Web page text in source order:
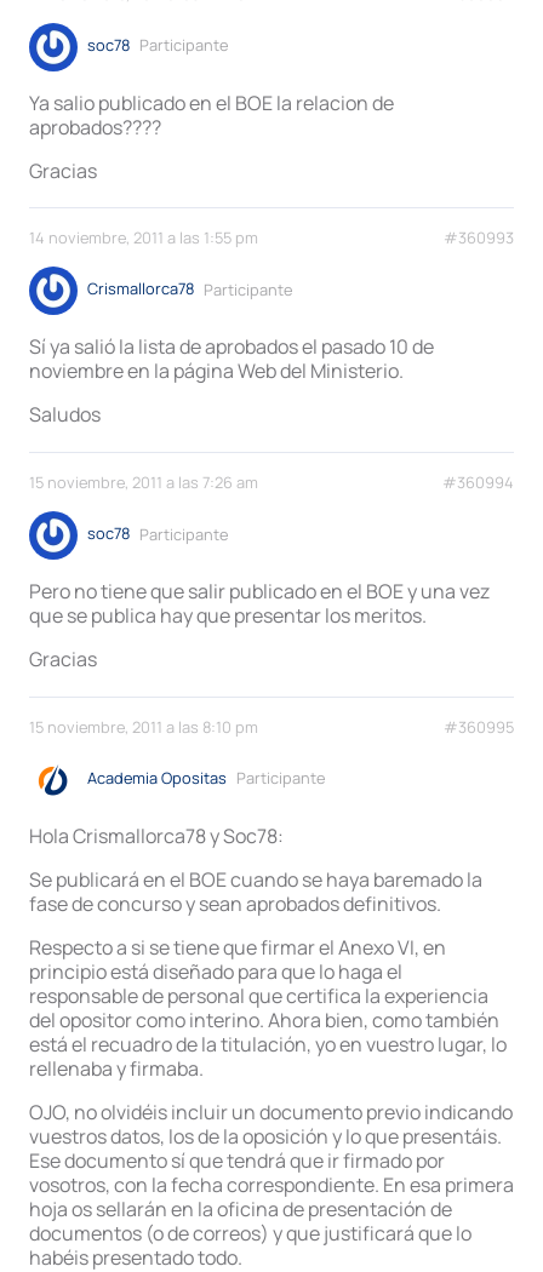
soc78 Participante
Ya salio publicado en el BOE la relacion de
aprobados????
Gracias
14 noviembre, 2011 a las 1:55 pm #360993
Crismallorca78 Participante
Sí ya salió la lista de aprobados el pasado 10 de
noviembre en la página Web del Ministerio.
Saludos
15 noviembre, 2011 a las 7:26 am #360994
soc78 Participante
Pero no tiene que salir publicado en el BOE y una vez
que se publica hay que presentar los meritos.
Gracias
15 noviembre, 2011 a las 8:10 pm #360995
Academia Opositas Participante
Hola Crismallorca78 y Soc78:
Se publicará en el BOE cuando se haya baremado la
fase de concurso y sean aprobados definitivos.
Respecto a si se tiene que firmar el Anexo VI, en
principio está diseñado para que lo haga el
responsable de personal que certifica la experiencia
del opositor como interino. Ahora bien, como también
está el recuadro de la titulación, yo en vuestro lugar, lo
rellenaba y firmaba.
OJO, no olvidéis incluir un documento previo indicando
vuestros datos, los de la oposición y lo que presentáis.
Ese documento sí que tendrá que ir firmado por
vosotros, con la fecha correspondiente. En esa primera
hoja os sellarán en la oficina de presentación de
documentos (o de correos) y que justificará que lo
habéis presentado todo.